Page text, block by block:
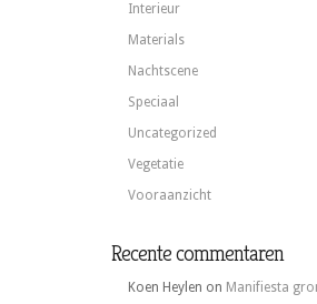
Interieur
Materials
Nachtscene
Speciaal
Uncategorized
Vegetatie
Vooraanzicht
Recente commentaren
Koen Heylen on Manifiesta